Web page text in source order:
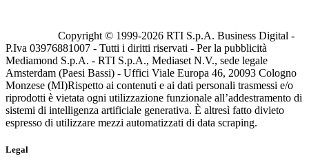
Copyright © 1999-2026 RTI S.p.A. Business Digital -
P.Iva 03976881007 - Tutti i diritti riservati - Per la pubblicità
Mediamond S.p.A. - RTI S.p.A., Mediaset N.V., sede legale
Amsterdam (Paesi Bassi) - Uffici Viale Europa 46, 20093 Cologno
Monzese (MI)Rispetto ai contenuti e ai dati personali trasmessi e/o
riprodotti è vietata ogni utilizzazione funzionale all’addestramento di
sistemi di intelligenza artificiale generativa. È altresì fatto divieto
espresso di utilizzare mezzi automatizzati di data scraping.
Legal